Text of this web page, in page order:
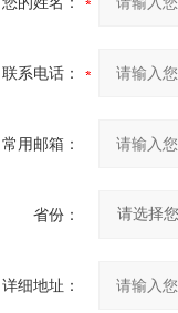
联系电话：
常用邮箱：
省份：
详细地址：